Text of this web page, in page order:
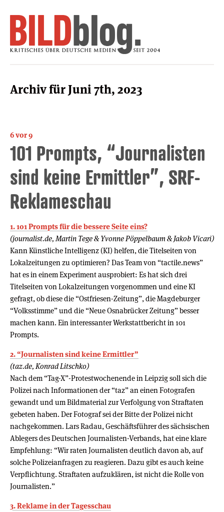
Archiv für Juni 7th, 2023
6 vor 9
101 Prompts, “Journalisten
sind keine Ermittler”, SRF-
Reklameschau
1. 101 Prompts für die bessere Seite eins?
(journalist.de, Martin Tege & Yvonne Pöppelbaum & Jakob Vicari)
Kann Künstliche Intelligenz (KI) helfen, die Titelseiten von
Lokalzeitungen zu optimieren? Das Team von “tactile.news”
hat es in einem Experiment ausprobiert: Es hat sich drei
Titelseiten von Lokalzeitungen vorgenommen und eine KI
gefragt, ob diese die “Ostfriesen-Zeitung”, die Magdeburger
“Volksstimme” und die “Neue Osnabrücker Zeitung” besser
machen kann. Ein interessanter Werkstattbericht in 101
Prompts.
2. “Journalisten sind keine Ermittler”
(taz.de, Konrad Litschko)
Nach dem “Tag-X”-Protestwochenende in Leipzig soll sich die
Polizei nach Informationen der “taz” an einen Fotografen
gewandt und um Bildmaterial zur Verfolgung von Straftaten
gebeten haben. Der Fotograf sei der Bitte der Polizei nicht
nachgekommen. Lars Radau, Geschäftsführer des sächsischen
Ablegers des Deutschen Journalisten-Verbands, hat eine klare
Empfehlung: “Wir raten Journalisten deutlich davon ab, auf
solche Polizeianfragen zu reagieren. Dazu gibt es auch keine
Verpflichtung. Straftaten aufzuklären, ist nicht die Rolle von
Journalisten.”
3. Reklame in der Tagesschau